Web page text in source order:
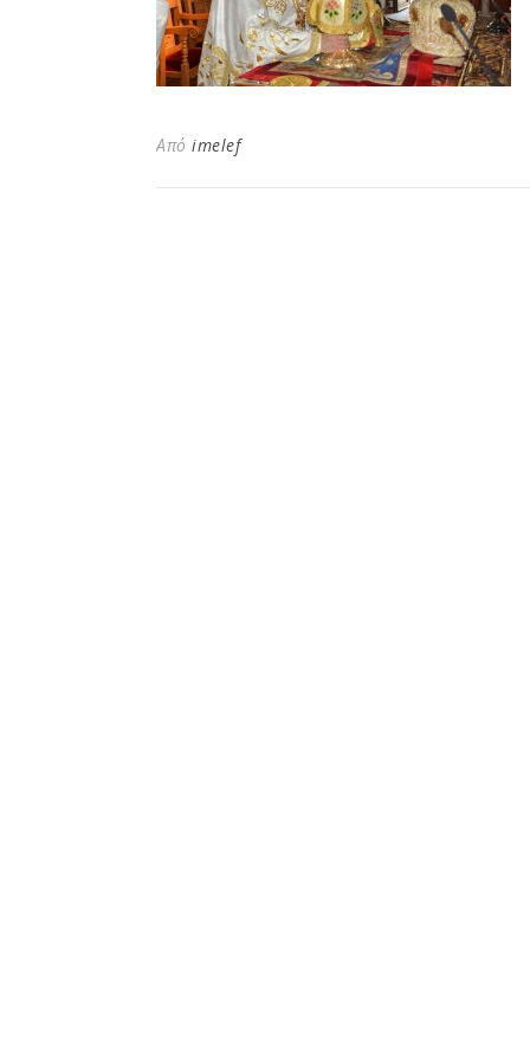
Από imelef